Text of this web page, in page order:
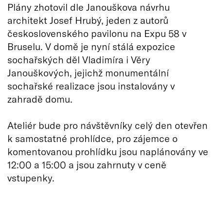
Plány zhotovil dle Janouškova návrhu
architekt Josef Hrubý, jeden z autorů
československého pavilonu na Expu 58 v
Bruselu. V domě je nyní stálá expozice
sochařských děl Vladimíra i Věry
Janouškových, jejichž monumentální
sochařské realizace jsou instalovány v
zahradě domu.
Ateliér bude pro návštěvníky celý den otevřen
k samostatné prohlídce, pro zájemce o
komentovanou prohlídku jsou naplánovány ve
12:00 a 15:00 a jsou zahrnuty v ceně
vstupenky.